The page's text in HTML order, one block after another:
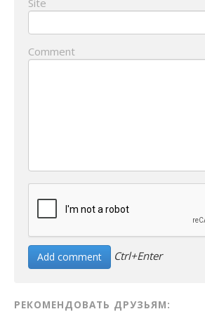
Site
Comment
Ctrl+Enter
РЕКОМЕНДОВАТЬ ДРУЗЬЯМ: